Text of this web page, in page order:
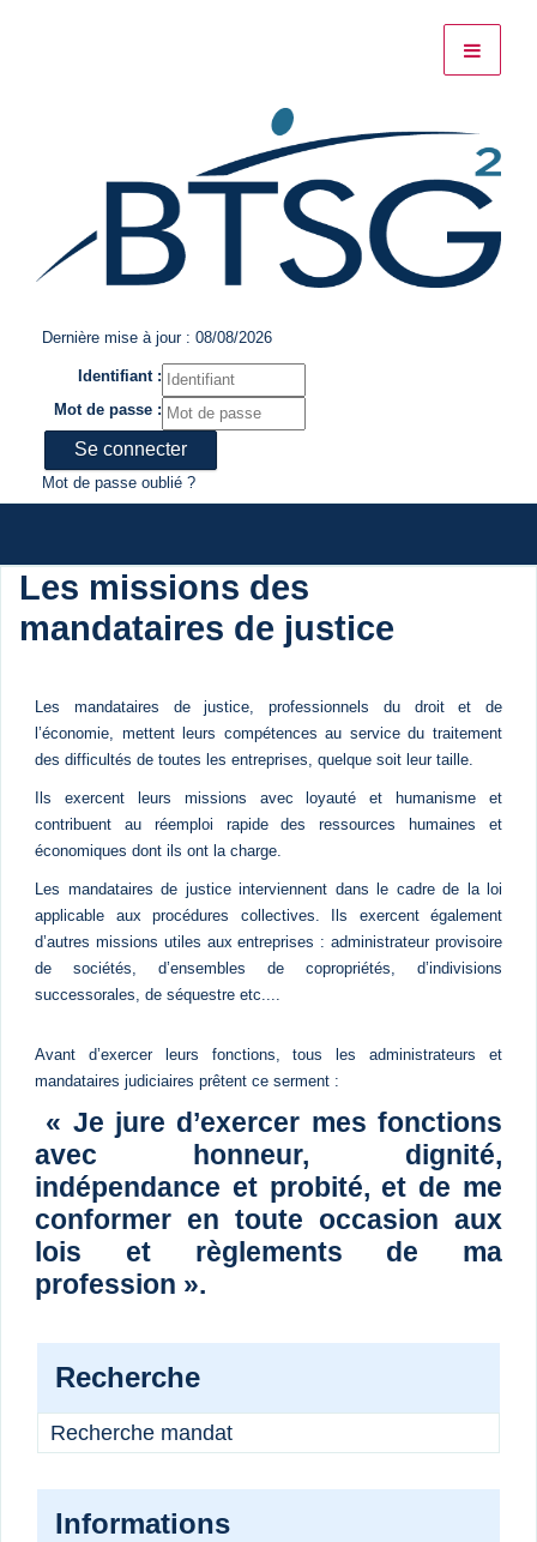
Dernière mise à jour : 08/08/2026
Identifiant :
Mot de passe :
Mot de passe oublié ?
Les missions des
mandataires de justice
Les mandataires de justice, professionnels du droit et de
l’économie, mettent leurs compétences au service du traitement
des difficultés de toutes les entreprises, quelque soit leur taille.
Ils exercent leurs missions avec loyauté et humanisme et
contribuent au réemploi rapide des ressources humaines et
économiques dont ils ont la charge.
Les mandataires de justice interviennent dans le cadre de la loi
applicable aux procédures collectives. Ils exercent également
d’autres missions utiles aux entreprises : administrateur provisoire
de sociétés, d’ensembles de copropriétés, d’indivisions
successorales, de séquestre etc....
Avant d’exercer leurs fonctions, tous les administrateurs et
mandataires judiciaires prêtent ce serment :
« Je jure d’exercer mes fonctions
avec honneur, dignité,
indépendance et probité, et de me
conformer en toute occasion aux
lois et règlements de ma
profession ».
Recherche
Recherche mandat
Informations